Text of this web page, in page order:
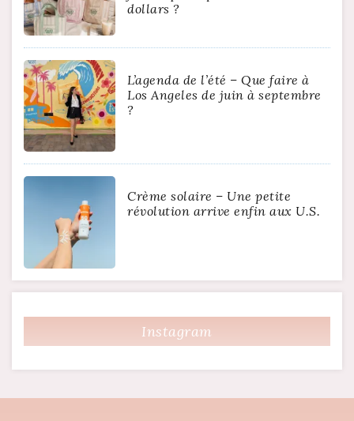
dollars ?
L’agenda de l’été – Que faire à
Los Angeles de juin à septembre
?
Crème solaire – Une petite
révolution arrive enfin aux U.S.
Instagram